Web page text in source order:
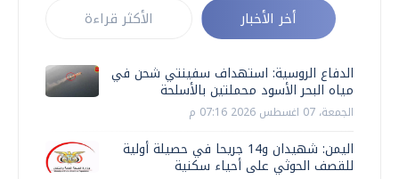
أخر الأخبار الأكثر قراءة
الدفاع الروسية: استهداف سفينتي شحن في
مياه البحر الأسود محملتين بالأسلحة
الجمعة، 07 اغسطس 2026 07:16 م
اليمن: شهيدان و14 جريحا في حصيلة أولية
للقصف الحوثي على أحياء سكنية